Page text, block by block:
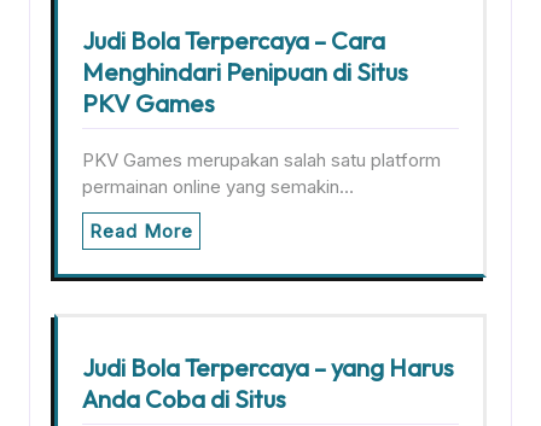
Judi Bola Terpercaya – Cara
Menghindari Penipuan di Situs
PKV Games
PKV Games merupakan salah satu platform
permainan online yang semakin…
Read More
Judi Bola Terpercaya – yang Harus
Anda Coba di Situs